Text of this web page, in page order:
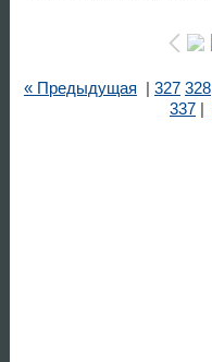
« Предыдущая 327 328
337|